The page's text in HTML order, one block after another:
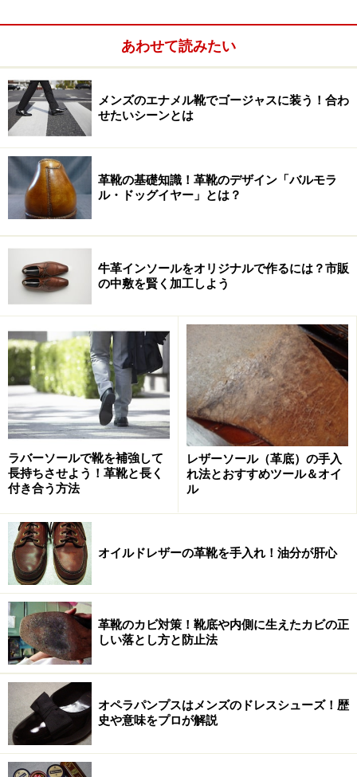
近でこの縫い目を、あたかもひらがなの「く」の字の様
に一旦鋭角に逆行させた後、下降する意匠を
と称します。紳士靴の主流がシューズ＝短靴ではなくブ
ーツであった頃から存在する古いディテールで、形状が
文字通り白鳥の首の湾曲に似ているところから名付けら
れたものです。
この仕様が注目を集めるようになったのは1990年代後半
からで、イギリスの靴メーカーであるエドワード・グリ
ーンの工場移転劇が絡みます。それまで保有していた工
転した関係で、木型も型紙もそれまでのものと若干変え
ざるを得なかったのです。その際、キャップトウのチェ
ルシー（Chelsea）など代表的な内羽根式の靴にこのディ
テールを採用したのがきっかけです。
当時の靴好きからは否定的な意見も聴かれましたが、時
が流れるに従い、今では古典的意匠としてすっかり浸透
した感があります。ちなみにエドワード・グリーンに
は、このスワンネックそのものを単なる飾りではなく、
靴の前半分と後半分とに分ける縫い目として大胆に採用
したモデルも存在していて、結果的にこの意匠を広めた
メーカーとしてのプライドを感じさせてくれます。
あわせて読みたい
メンズのエナメル靴でゴージャスに装う！合わ
せたいシーンとは
革靴の基礎知識！革靴のデザイン「バルモラ
ル・ドッグイヤー」とは？
牛革インソールをオリジナルで作るには？市販
の中敷を賢く加工しよう
ラバーソールで靴を補強して
長持ちさせよう！革靴と長く
付き合う方法
レザーソール（革底）の手入
れ法とおすすめツール＆オイ
ル
オイルドレザーの革靴を手入れ！油分が肝心
革靴のカビ対策！靴底や内側に生えたカビの正
しい落とし方と防止法
オペラパンプスはメンズのドレスシューズ！歴
史や意味をプロが解説